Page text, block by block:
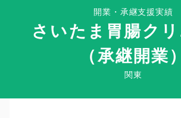
開業・承継支援実績
さいたま胃腸ク
（承継開業）
関東
Clinic Success Case